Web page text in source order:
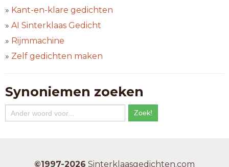
» Kant-en-klare gedichten
» AI Sinterklaas Gedicht
» Rijmmachine
» Zelf gedichten maken
Synoniemen zoeken
©1997-2026 Sinterklaasgedichten.com